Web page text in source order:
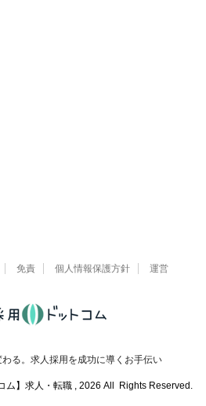
免責 個人情報保護方針 運営
る。求人採用を成功に導くお手伝い
ム】求人・転職 , 2026 All Rights Reserved.